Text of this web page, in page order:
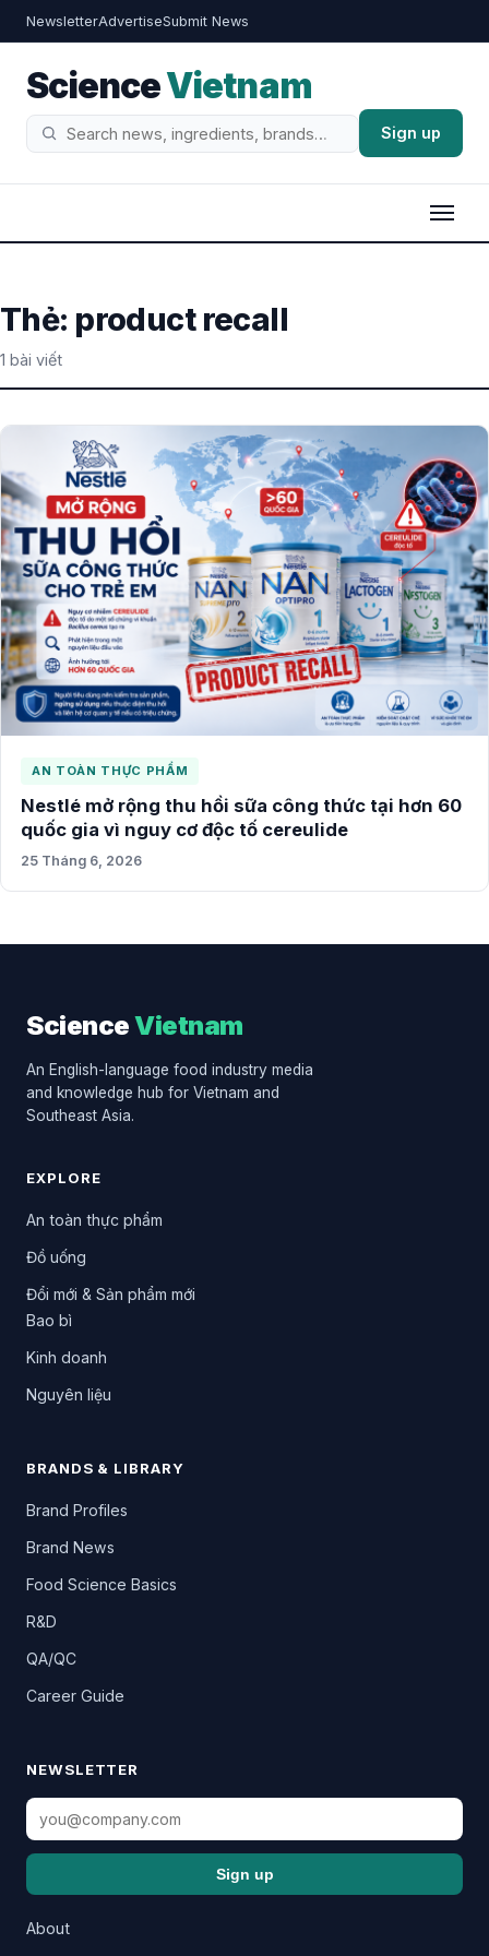
NewsletterAdvertiseSubmit News
ScienceVietnam
Tìm
Sign up
Thẻ: product recall
1 bài viết
AN TOÀN THỰC PHẨM
Nestlé mở rộng thu hồi sữa công thức tại hơn 60
quốc gia vì nguy cơ độc tố cereulide
25 Tháng 6, 2026
ScienceVietnam
An English-language food industry media
and knowledge hub for Vietnam and
Southeast Asia.
EXPLORE
An toàn thực phẩm
Đồ uống
Đổi mới & Sản phẩm mới
Bao bì
Kinh doanh
Nguyên liệu
BRANDS & LIBRARY
Brand Profiles
Brand News
Food Science Basics
R&D
QA/QC
Career Guide
NEWSLETTER
Sign up
About